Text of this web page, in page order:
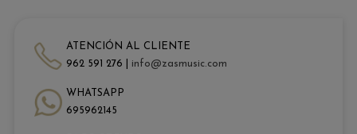
ATENCIÓN AL CLIENTE
962 591 276 | info@zasmusic.com
WHATSAPP
695962145